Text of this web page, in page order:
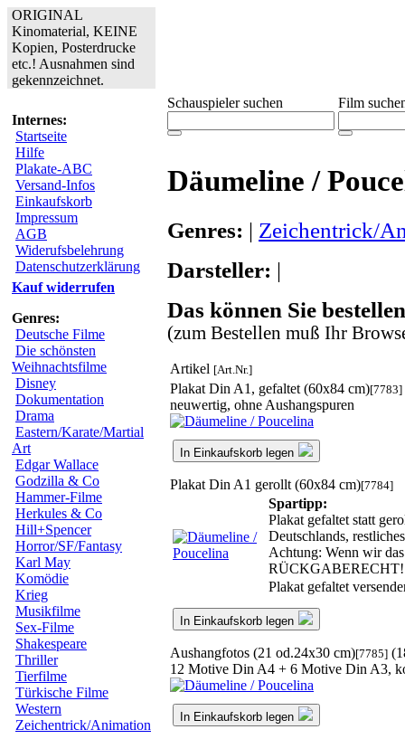
ORIGINAL
Kinomaterial, KEINE
Kopien, Posterdrucke
etc.! Ausnahmen sind
gekennzeichnet.
Internes:
Startseite
Hilfe
Plakate-ABC
Versand-Infos
Einkaufskorb
Impressum
AGB
Widerufsbelehrung
Datenschutzerklärung
Kauf widerrufen
Genres:
Deutsche Filme
Die schönsten
Weihnachtsfilme
Disney
Dokumentation
Drama
Eastern/Karate/Martial
Art
Edgar Wallace
Godzilla & Co
Hammer-Filme
Herkules & Co
Hill+Spencer
Horror/SF/Fantasy
Karl May
Komödie
Krieg
Musikfilme
Sex-Filme
Shakespeare
Thriller
Tierfilme
Türkische Filme
Western
Zeichentrick/Animation
Schauspieler suchen Film
Däumeline /
Genres: | Zeichentrick/
Darsteller: |
Das können Sie
(zum Bestellen muß Ihr
Artikel [Art.Nr.]
Plakat Din A1, gefaltet (60x84 cm)[7783]
neuwertig, ohne Aushangspuren
In Einkaufskorb legen
Plakat Din A1 gerollt (60x84 cm)[7784]
Spartipp:
Plakat gefaltet statt
Deutschlands,
Achtung: Wenn wir
RÜCKGABERECHT!
Plakat gefaltet
In Einkaufskorb legen
Aushangfotos (21 od.24x30 cm)[7785]
12 Motive Din A4 + 6 Motive Din A3,
In Einkaufskorb legen